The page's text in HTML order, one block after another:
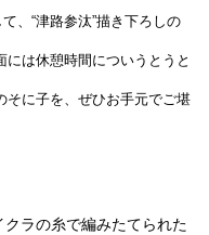
、“津路参汰”描き下ろしの
は休憩時間についうとうと
そに子を、ぜひお手元でご堪
ラの糸で編みたてられた